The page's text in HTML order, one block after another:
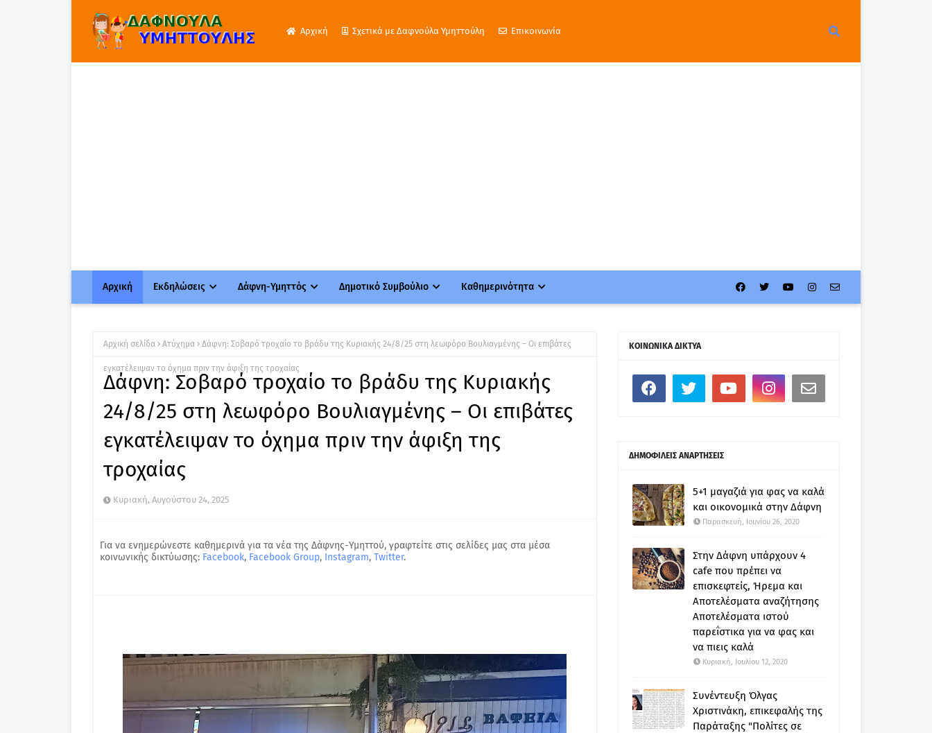
Αρχική Σχετικά με Δαφνούλα Υμηττούλη Επικοινωνία
Αρχική Εκδηλώσεις Δάφνη-Υμηττός Δημοτικό Συμβούλιο Καθημερινότητα
Αρχική σελίδα Ατύχημα Δάφνη: Σοβαρό τροχαίο το βράδυ της Κυριακής 24/8/25 στη λεωφόρο Βουλιαγμένης – Οι επιβάτες
εγκατέλειψαν το όχημα πριν την άφιξη της τροχαίας
Δάφνη: Σοβαρό τροχαίο το βράδυ της Κυριακής
24/8/25 στη λεωφόρο Βουλιαγμένης – Οι επιβάτες
εγκατέλειψαν το όχημα πριν την άφιξη της
τροχαίας
Κυριακή, Αυγούστου 24, 2025
Για να ενημερώνεστε καθημερινά για τα νέα της Δάφνης-Υμηττού, γραφτείτε στις σελίδες μας στα μέσα
κοινωνικής δικτύωσης: Facebook, Facebook Group, Instagram, Twitter.
ΚΟΙΝΩΝΙΚΑ ΔΙΚΤΥΑ
ΔΗΜΟΦΙΛΕΙΣ ΑΝΑΡΤΗΣΕΙΣ
5+1 μαγαζιά για φας να καλά
και οικονομικά στην Δάφνη
Παρασκευή, Ιουνίου 26, 2020
Στην Δάφνη υπάρχουν 4
cafe που πρέπει να
επισκεφτείς, Ήρεμα και
Αποτελέσματα αναζήτησης
Αποτελέσματα ιστού
παρεΐστικα για να φας και
να πιεις καλά
Κυριακή, Ιουλίου 12, 2020
Συνέντευξη Όλγας
Χριστινάκη, επικεφαλής της
Παράταξης "Πολίτες σε